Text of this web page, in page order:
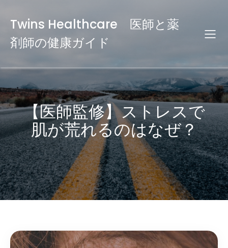
Twins Healthcare 医師と薬
剤師の健康ガイド
【医師監修】ストレスで
肌が荒れるのはなぜ？